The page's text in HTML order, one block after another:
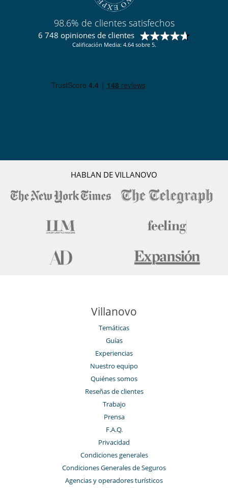
98.6% de clientes satisfechos
6 748 opiniones de clientes
Calificación Media: 4.64 sobre 5.
HABLAN DE VILLANOVO
Villanovo
Temáticas
Guías
Experiencias
Nuestro equipo
Quiénes somos
Reseñas de clientes
Trabajo
Prensa
F.A.Q.
Privacidad
Condiciones generales
Condiciones Generales de Seguros
Agencias y operadores turísticos